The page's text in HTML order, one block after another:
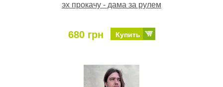
эх прокачу - дама за рулем
680 грн Купить